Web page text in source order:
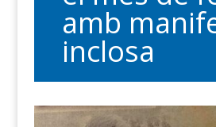
amb
inclosa